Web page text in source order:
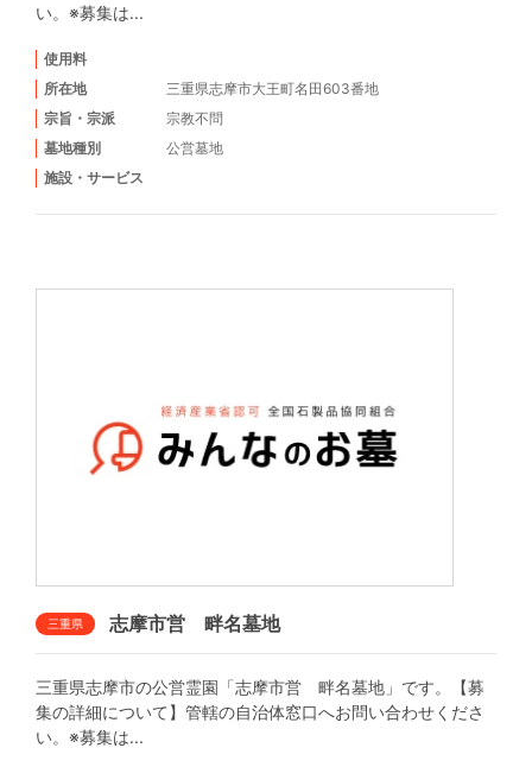
い。※募集は...
使用料
所在地
三重県志摩市大王町名田603番地
宗旨・宗派
宗教不問
墓地種別
公営墓地
施設・サービス
三重県 志摩市営 畔名墓地
三重県志摩市の公営霊園「志摩市営 畔名墓地」です。【募
集の詳細について】管轄の自治体窓口へお問い合わせくださ
い。※募集は...